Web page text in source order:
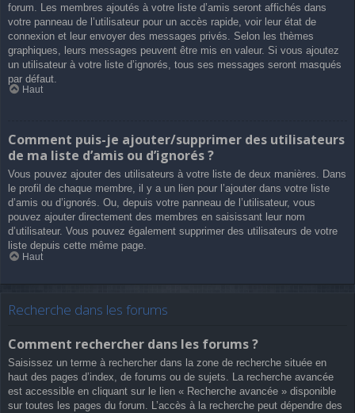
forum. Les membres ajoutés à votre liste d’amis seront affichés dans
votre panneau de l’utilisateur pour un accès rapide, voir leur état de
connexion et leur envoyer des messages privés. Selon les thèmes
graphiques, leurs messages peuvent être mis en valeur. Si vous ajoutez
un utilisateur à votre liste d’ignorés, tous ses messages seront masqués
par défaut.
Haut
Comment puis-je ajouter/supprimer des utilisateurs
de ma liste d’amis ou d’ignorés ?
Vous pouvez ajouter des utilisateurs à votre liste de deux manières. Dans
le profil de chaque membre, il y a un lien pour l’ajouter dans votre liste
d’amis ou d’ignorés. Ou, depuis votre panneau de l’utilisateur, vous
pouvez ajouter directement des membres en saisissant leur nom
d’utilisateur. Vous pouvez également supprimer des utilisateurs de votre
liste depuis cette même page.
Haut
Recherche dans les forums
Comment rechercher dans les forums ?
Saisissez un terme à rechercher dans la zone de recherche située en
haut des pages d’index, de forums ou de sujets. La recherche avancée
est accessible en cliquant sur le lien « Recherche avancée » disponible
sur toutes les pages du forum. L’accès à la recherche peut dépendre des